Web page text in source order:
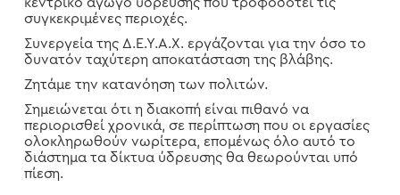
συγκεκριμένες περιοχές.
Συνεργεία της Δ.Ε.Υ.Α.Χ. εργάζονται για την όσο το
δυνατόν ταχύτερη αποκατάσταση της βλάβης.
Ζητάμε την κατανόηση των πολιτών.
Σημειώνεται ότι η διακοπή είναι πιθανό να
περιορισθεί χρονικά, σε περίπτωση που οι εργασίες
ολοκληρωθούν νωρίτερα, επομένως όλο αυτό το
διάστημα τα δίκτυα ύδρευσης θα θεωρούνται υπό
πίεση.